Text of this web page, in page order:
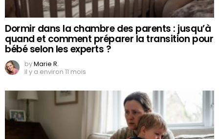
Dormir dans la chambre des parents : jusqu’à
quand et comment préparer la transition pour
bébé selon les experts ?
byMarie R.
il y a environ 11 mois